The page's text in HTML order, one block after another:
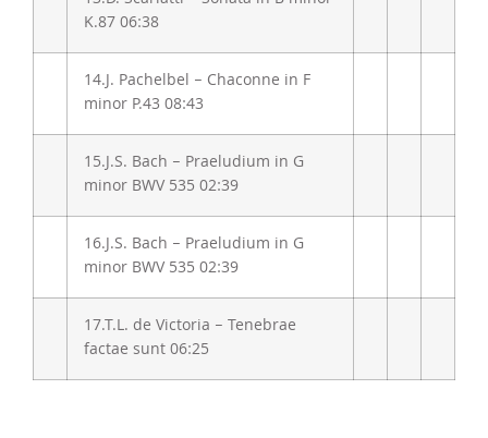
K.8706:38
14.J. Pachelbel – Chaconne in F
minor P.43 08:43
15.J.S. Bach – Praeludium in G
minor BWV 535 02:39
16.J.S. Bach – Praeludium in G
minor BWV 535 02:39
17.T.L. de Victoria – Tenebrae
factae sunt06:25